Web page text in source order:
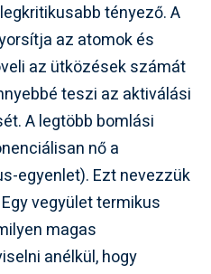
tényező. A
az atomok és
az ütközések számát
teszi az aktiválási
A legtöbb bomlási
nő a
egyenlet). Ezt nevezzük
Egy vegyület termikus
magas
anélkül, hogy